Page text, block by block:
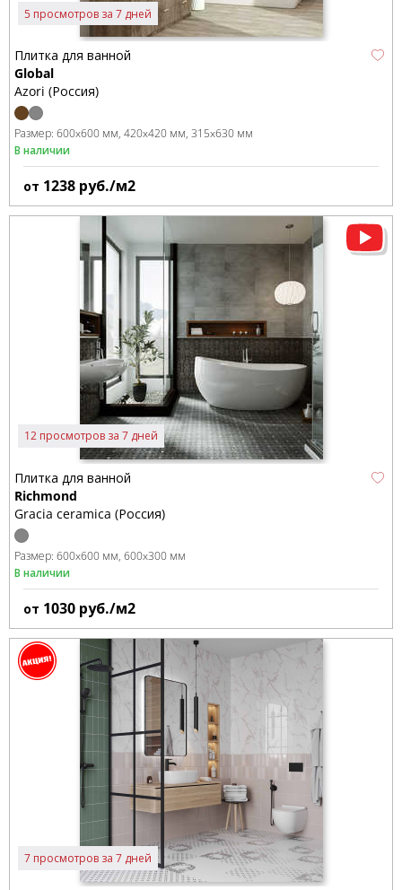
5 просмотров за 7 дней
Плитка для ванной
Global
Azori (Россия)
Размер: 600x600 мм 420x420 мм 315x630 мм
В наличии
от 1238 руб./м2
12 просмотров за 7 дней
Плитка для ванной
Richmond
Gracia ceramica (Россия)
Размер: 600x600 мм 600x300 мм
В наличии
от 1030 руб./м2
7 просмотров за 7 дней